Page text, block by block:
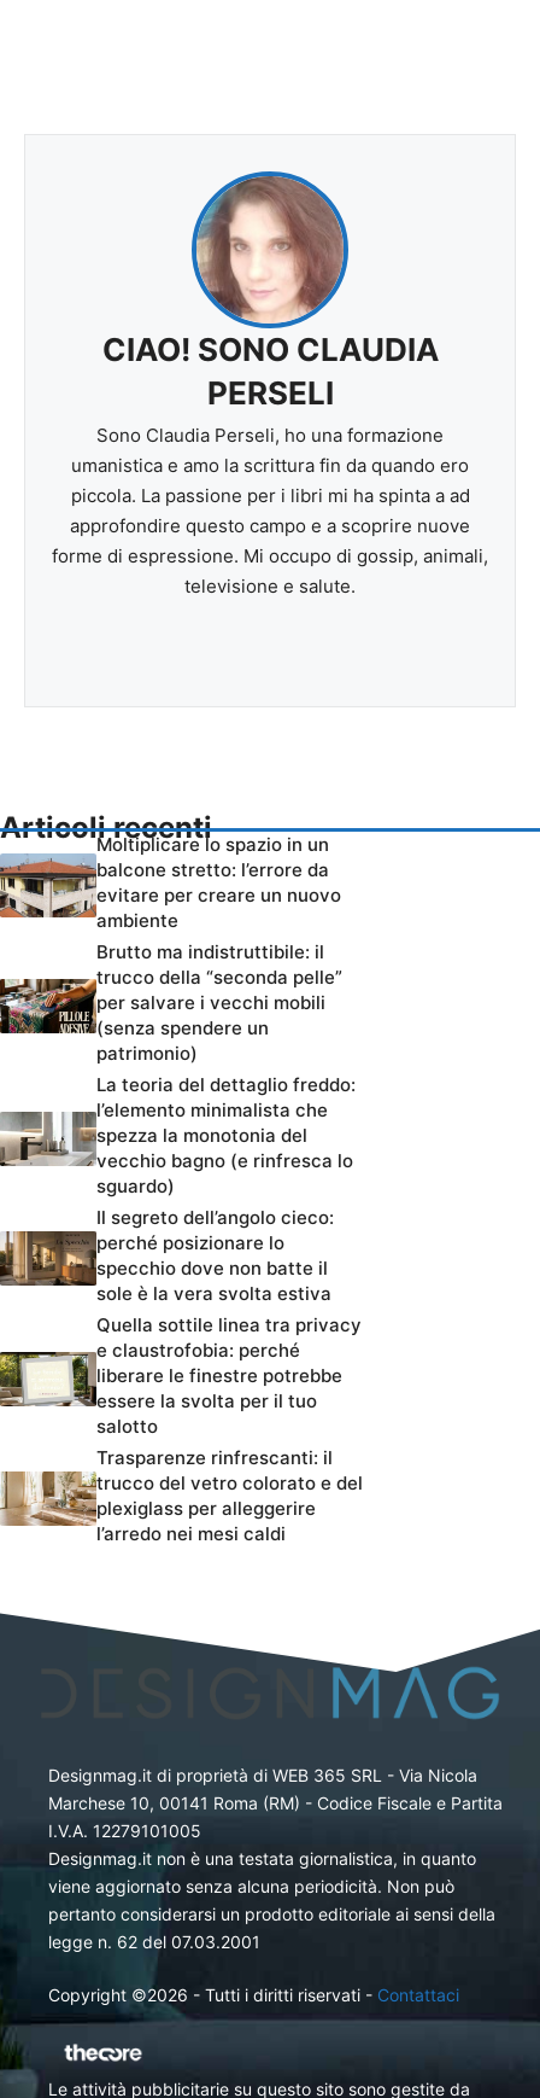
CIAO! SONO CLAUDIA
PERSELI
Sono Claudia Perseli, ho una formazione
umanistica e amo la scrittura fin da quando ero
piccola. La passione per i libri mi ha spinta a ad
approfondire questo campo e a scoprire nuove
forme di espressione. Mi occupo di gossip, animali,
televisione e salute.
Articoli recenti
Moltiplicare lo spazio in un
balcone stretto: l’errore da
evitare per creare un nuovo
ambiente
Brutto ma indistruttibile: il
trucco della “seconda pelle”
per salvare i vecchi mobili
(senza spendere un
patrimonio)
La teoria del dettaglio freddo:
l’elemento minimalista che
spezza la monotonia del
vecchio bagno (e rinfresca lo
sguardo)
Il segreto dell’angolo cieco:
perché posizionare lo
specchio dove non batte il
sole è la vera svolta estiva
Quella sottile linea tra privacy
e claustrofobia: perché
liberare le finestre potrebbe
essere la svolta per il tuo
salotto
Trasparenze rinfrescanti: il
trucco del vetro colorato e del
plexiglass per alleggerire
l’arredo nei mesi caldi
Designmag.it di proprietà di WEB 365 SRL - Via Nicola
Marchese 10, 00141 Roma (RM) - Codice Fiscale e Partita
I.V.A. 12279101005
Designmag.it non è una testata giornalistica, in quanto
viene aggiornato senza alcuna periodicità. Non può
pertanto considerarsi un prodotto editoriale ai sensi della
legge n. 62 del 07.03.2001
Copyright ©2026 - Tutti i diritti riservati - Contattaci
Le attività pubblicitarie su questo sito sono gestite da